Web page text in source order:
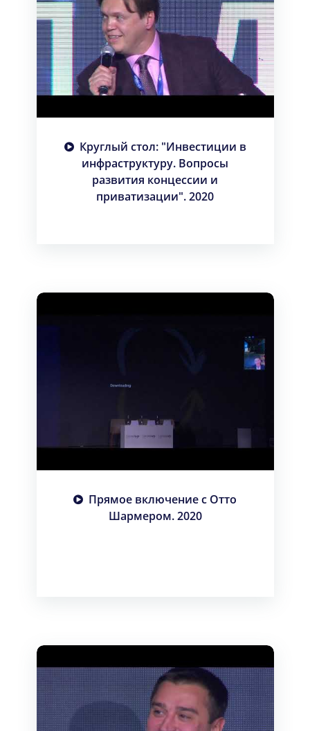
Круглый стол: "Инвестиции в
инфраструктуру. Вопросы
развития концессии и
приватизации". 2020
Прямое включение с Отто
Шармером. 2020